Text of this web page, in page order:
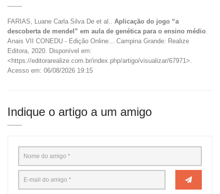
FARIAS, Luane Carla Silva De et al.. Aplicação do jogo “a
descoberta de mendel” em aula de genética para o ensino médio
Anais VII CONEDU - Edição Online... Campina Grande: Realize
Editora, 2020. Disponível em:
<https://editorarealize.com.br/index.php/artigo/visualizar/67971>.
Acesso em: 06/08/2026 19:15
Indique o artigo a um amigo